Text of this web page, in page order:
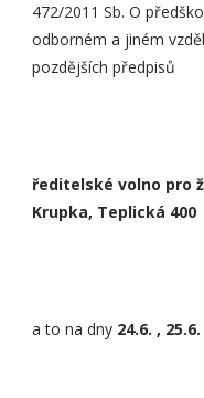
472/2011 Sb. O
odborném a jiném
pozdějších předpisů
ředitelské volno pro
Krupka, Teplická 400
a to na dny 24.6. ,